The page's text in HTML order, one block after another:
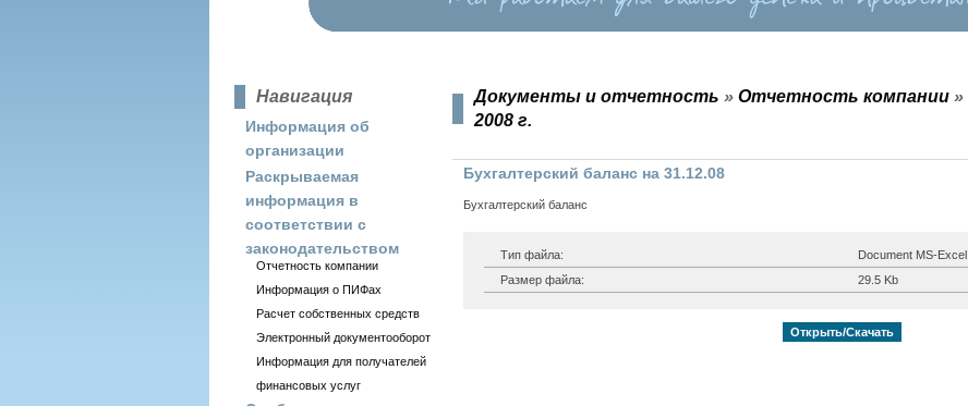
Навигация
Информация об
организации
Раскрываемая
информация в
соответствии с
законодательством
Отчетность компании
Информация о ПИФах
Расчет собственных средств
Электронный документооборот
Информация для получателей
финансовых услуг
Документы и отчетность » Отчетность компании »
2008 г.
Бухгалтерский баланс на 31.12.08
Бухгалтерский баланс
Тип файла:
Document MS-Excel
Размер файла:
29.5 Kb
Открыть/Скачать